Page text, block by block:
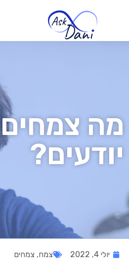
מה צמחים
יודעים?
יולי 4, 2022 צמח, צמחים